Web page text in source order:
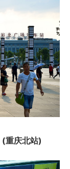
(重庆北站)